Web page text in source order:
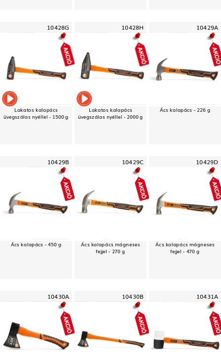
10428G
Lakatos kalapács
üvegszálas nyéllel - 1500 g
10428H
Lakatos kalapács
üvegszálas nyéllel - 2000 g
10429A
Ács kalapács - 226 g
10429B
Ács kalapács - 450 g
10429C
Ács kalapács mágneses
fejjel - 270 g
10429D
Ács kalapács mágneses
fejjel - 470 g
10430A 10430B 10431A